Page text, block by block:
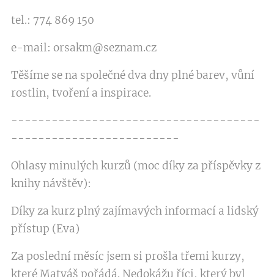
tel.: 774 869 150
e-mail: orsakm@seznam.cz
Těšíme se na společné dva dny plné barev, vůní
rostlin, tvoření a inspirace.
-------------------------------------
-------------------------
Ohlasy minulých kurzů (moc díky za příspěvky z
knihy návštěv):
Díky za kurz plný zajímavých informací a lidský
přístup (Eva)
Za poslední měsíc jsem si prošla třemi kurzy,
které Matyáš pořádá. Nedokážu říci, který byl